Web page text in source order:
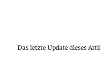
Das letzte Update dieses